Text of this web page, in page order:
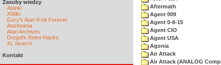
Zasoby wiedzy
Atariki
XWiki
Gury's Atari 8-bit Forever
Atarimania
Atari Archives
Drygol's Retro Hacks
XL Search
Kontakt
Aftermath
Agent 009
Agent 0-8-15
Agent CIO
Agent USA
Agonia
Air Attack
Air Attack (ANALOG